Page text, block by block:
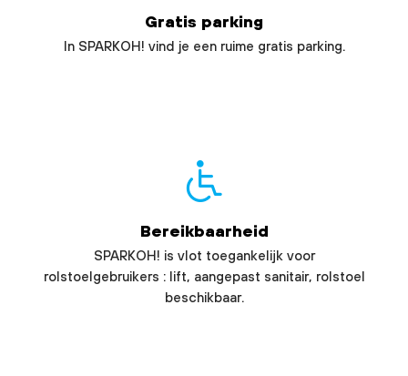
Gratis parking
In SPARKOH! vind je een ruime gratis parking.
Bereikbaarheid
SPARKOH! is vlot toegankelijk voor
rolstoelgebruikers : lift, aangepast sanitair, rolstoel
beschikbaar.